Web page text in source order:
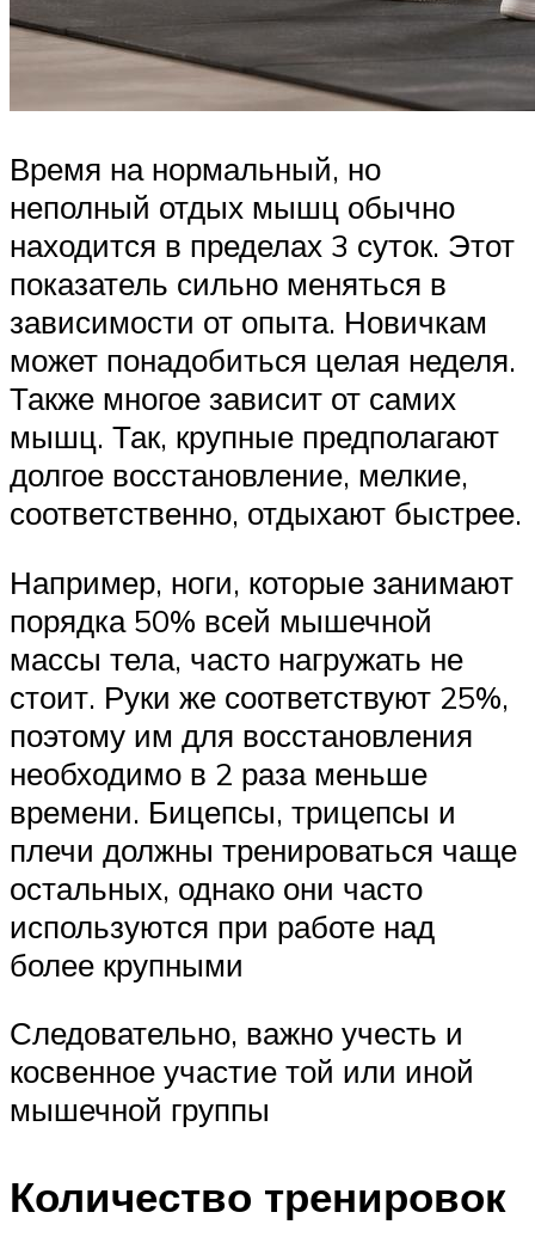
Время на нормальный, но
неполный отдых мышц обычно
находится в пределах 3 суток. Этот
показатель сильно меняться в
зависимости от опыта. Новичкам
может понадобиться целая неделя.
Также многое зависит от самих
мышц. Так, крупные предполагают
долгое восстановление, мелкие,
соответственно, отдыхают быстрее.
Например, ноги, которые занимают
порядка 50% всей мышечной
массы тела, часто нагружать не
стоит. Руки же соответствуют 25%,
поэтому им для восстановления
необходимо в 2 раза меньше
времени. Бицепсы, трицепсы и
плечи должны тренироваться чаще
остальных, однако они часто
используются при работе над
более крупными
Следовательно, важно учесть и
косвенное участие той или иной
мышечной группы
Количество тренировок